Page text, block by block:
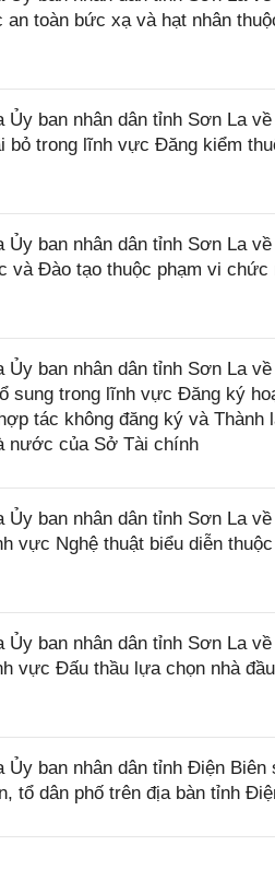
toàn bức xạ và hạt nhân
ban nhân dân tỉnh Sơn La
bỏ trong lĩnh vực Đăng kiểm
ban nhân dân tỉnh Sơn La
và Đào tạo thuộc phạm vi
ban nhân dân tỉnh Sơn La
sung trong lĩnh vực Đăng ký
tác không đăng ký và Thành
nước của Sở Tài chính
ban nhân dân tỉnh Sơn La
vực Nghệ thuật biểu diễn
ban nhân dân tỉnh Sơn La
vực Đấu thầu lựa chọn nhà
Ủy ban nhân dân tỉnh Điện
tổ dân phố trên địa bàn tỉnh